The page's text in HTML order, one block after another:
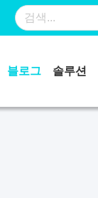
블로그 솔루션